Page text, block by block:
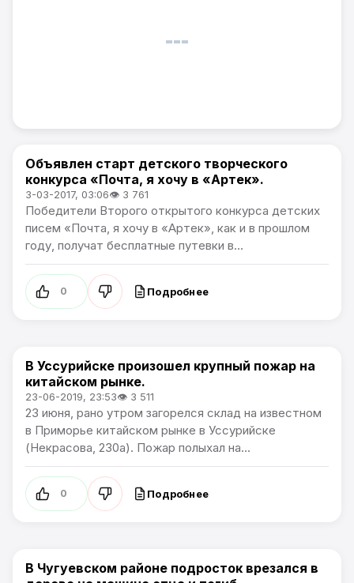
Новости Приморского края
Объявлен старт детского творческого
конкурса «Почта, я хочу в «Артек».
3-03-2017, 03:06👁 3 761
Победители Второго открытого конкурса детских
писем «Почта, я хочу в «Артек», как и в прошлом
году, получат бесплатные путевки в...
0 Подробнее
Новости Приморского края
В Уссурийске произошел крупный пожар на
китайском рынке.
23-06-2019, 23:53👁 3 511
23 июня, рано утром загорелся склад на известном
в Приморье китайском рынке в Уссурийске
(Некрасова, 230а). Пожар полыхал на...
0 Подробнее
Новости Приморского края
В Чугуевском районе подросток врезался в